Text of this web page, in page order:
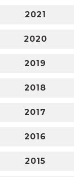
2021
2020
2019
2018
2017
2016
2015